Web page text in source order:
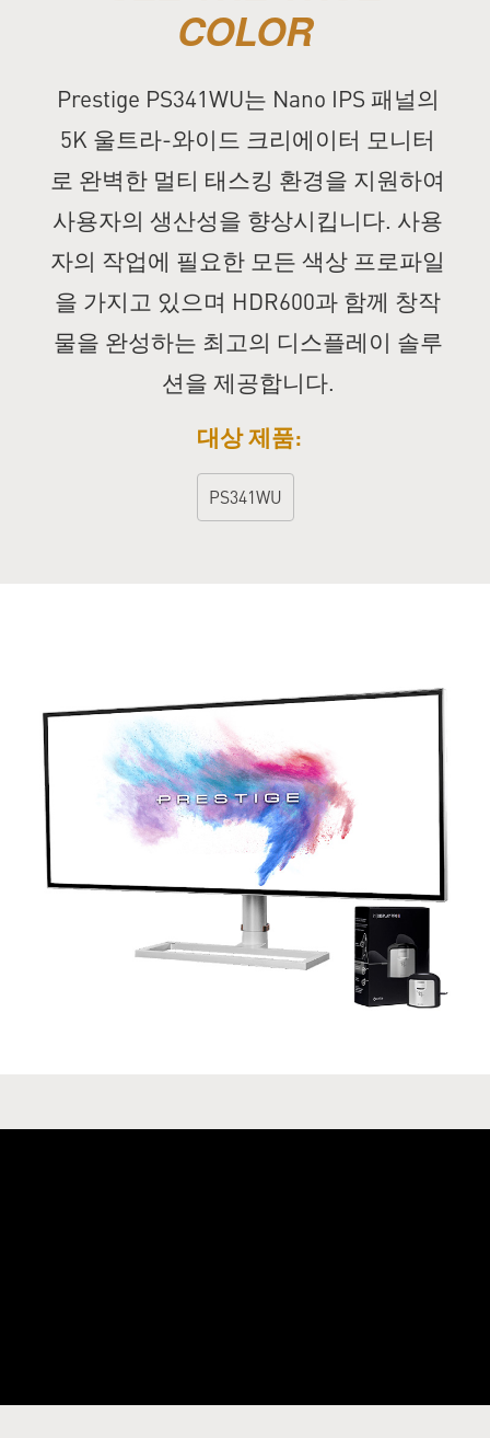
COLOR
Prestige PS341WU는 Nano IPS 패널의
5K 울트라-와이드 크리에이터 모니터
로 완벽한 멀티 태스킹 환경을 지원하여
사용자의 생산성을 향상시킵니다. 사용
자의 작업에 필요한 모든 색상 프로파일
을 가지고 있으며 HDR600과 함께 창작
물을 완성하는 최고의 디스플레이 솔루
션을 제공합니다.
대상 제품:
PS341WU